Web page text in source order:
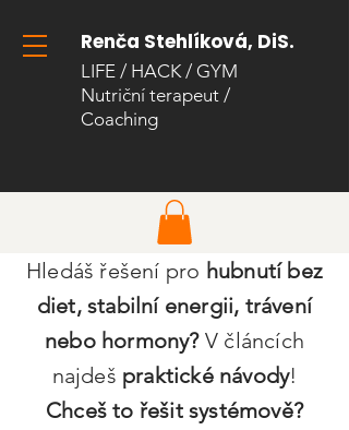
Renča Stehlíková, DiS.
LIFE / HACK / GYM
Nutriční terapeut /
Coaching​
Hledáš řešení pro hubnutí bez
diet, stabilní energii, trávení
nebo hormony?V článcích
najdeš praktické návody!
Chceš to řešit systémově?